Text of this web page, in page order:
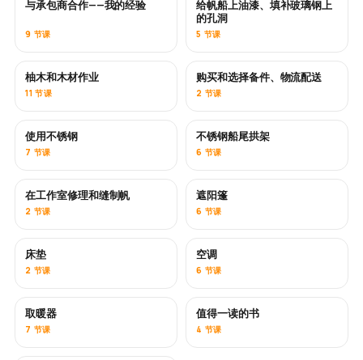
即将推出
与承包商合作——我的经验
9 节课
即将推出
给帆船上油漆、填补玻璃钢上
的孔洞
5 节课
柚木和木材作业
11 节课
即将推出
购买和选择备件、物流配送
2 节课
即将推出
使用不锈钢
7 节课
不锈钢船尾拱架
6 节课
即将推出
在工作室修理和缝制帆
2 节课
遮阳篷
6 节课
床垫
2 节课
即将推出
空调
6 节课
即将推出
取暖器
7 节课
即将推出
值得一读的书
4 节课